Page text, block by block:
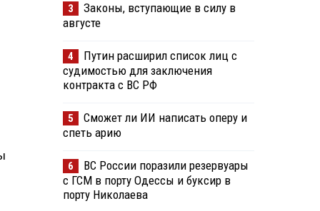
3
Законы, вступающие в силу в
августе
4
Путин расширил список лиц с
судимостью для заключения
контракта с ВС РФ
5
Сможет ли ИИ написать оперу и
спеть арию
6
ВС России поразили резервуары
с ГСМ в порту Одессы и буксир в
порту Николаева